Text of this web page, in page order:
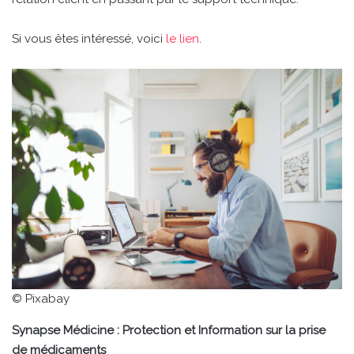
Si vous êtes intéressé, voici le lien.
© Pixabay
Synapse Médicine : Protection et Information sur la prise
de médicaments